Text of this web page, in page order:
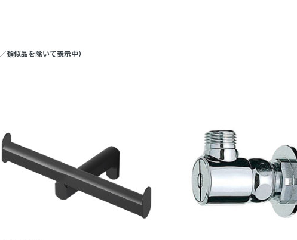
／類似品を除いて表示中）